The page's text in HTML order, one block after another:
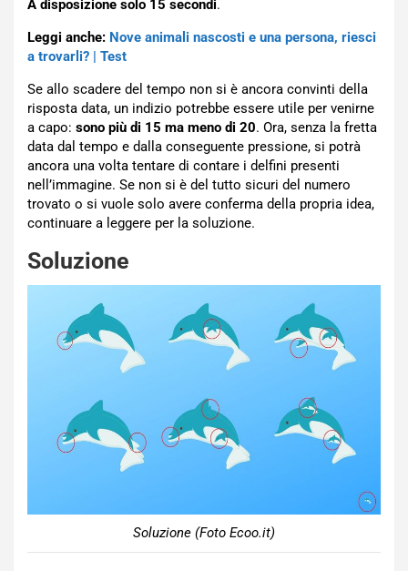
A disposizione solo 15 secondi.
Leggi anche: Nove animali nascosti e una persona, riesci
a trovarli? | Test
Se allo scadere del tempo non si è ancora convinti della
risposta data, un indizio potrebbe essere utile per venirne
a capo: sono più di 15 ma meno di 20. Ora, senza la fretta
data dal tempo e dalla conseguente pressione, si potrà
ancora una volta tentare di contare i delfini presenti
nell’immagine. Se non si è del tutto sicuri del numero
trovato o si vuole solo avere conferma della propria idea,
continuare a leggere per la soluzione.
Soluzione
Soluzione (Foto Ecoo.it)